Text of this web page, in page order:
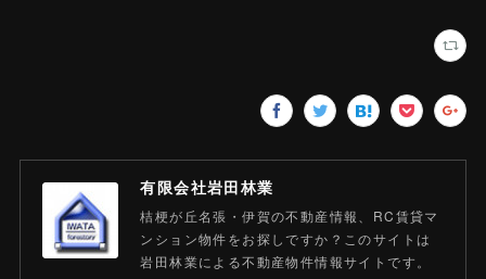
有限会社岩田林業
桔梗が丘名張・伊賀の不動産情報、RC賃貸マ
ンション物件をお探しですか？このサイトは
岩田林業による不動産物件情報サイトです。